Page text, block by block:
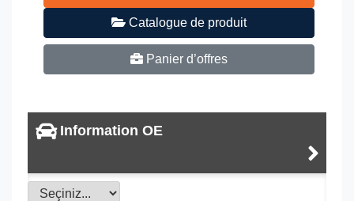
Catalogue de produit
Panier d’offres
Information OE